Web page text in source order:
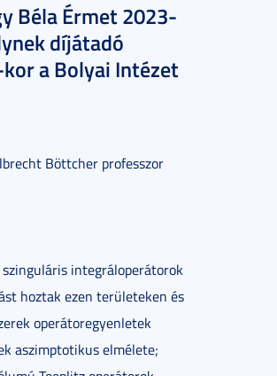
Béla Érmet 2023-
díjátadó
a Bolyai Intézet
Böttcher professzor
integráloperátorok
hoztak ezen területeken és
operátoregyenletek
aszimptotikus elmélete;